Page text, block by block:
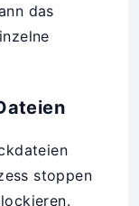
das
stoppen